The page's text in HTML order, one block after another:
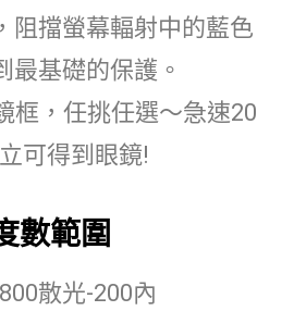
阻擋螢幕輻射中的藍色
最基礎的保護。
框，任挑任選～急速20
可得到眼鏡!
數範圍
散光-200內